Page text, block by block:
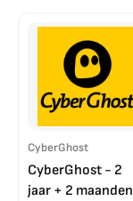
CyberGhost
CyberGhost - 2
jaar + 2 maanden